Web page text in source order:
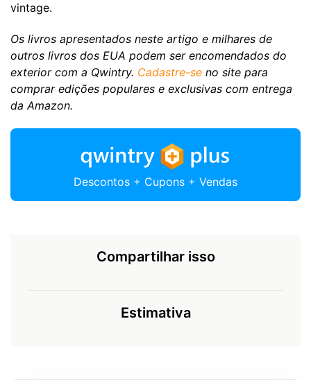
vintage.
Os livros apresentados neste artigo e milhares de
outros livros dos EUA podem ser encomendados do
exterior com a Qwintry. Cadastre-se no site para
comprar edições populares e exclusivas com entrega
da Amazon.
Descontos + Cupons + Vendas
Compartilhar isso
Estimativa